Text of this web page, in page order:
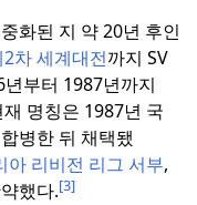
화된 지 약 20년 후인
차 세계대전까지 SV
부터 1987년까지
재 명칭은 1987년 국
병한 뒤 채택됐
아 리비전 리그 서부,
했다.[3]